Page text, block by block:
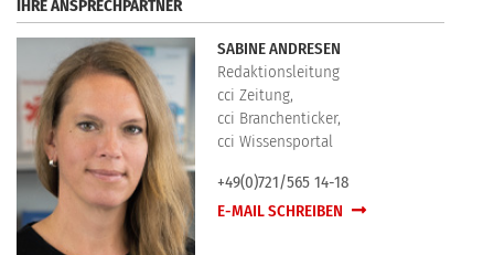
IHRE ANSPRECHPARTNER
SABINE ANDRESEN
Redaktionsleitung
cci Zeitung,
cci Branchenticker,
cci Wissensportal
+49(0)721/565 14-18
E-MAIL SCHREIBEN